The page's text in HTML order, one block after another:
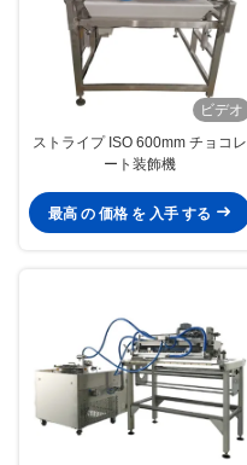
ビデオ
ストライプ ISO 600mm チョコレ
ート装飾機
最高 の 価格 を 入手 する